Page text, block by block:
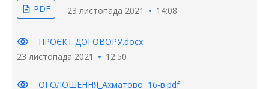
description PDF 23 листопада 2021 14:08
visibility
ПРОЄКТ ДОГОВОРУ.docx
23 листопада 2021
12:50
visibility
ОГОЛОШЕННЯ_Ахматової 16-в.pdf